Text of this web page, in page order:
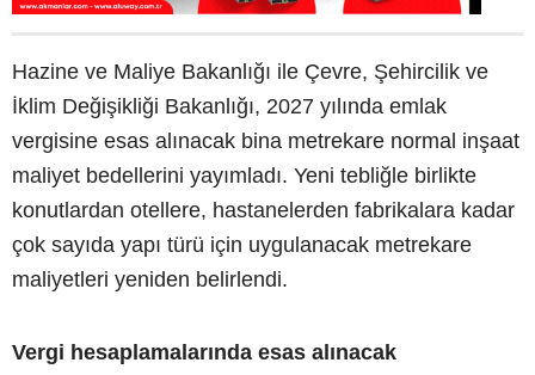
Hazine ve Maliye Bakanlığı ile Çevre, Şehircilik ve
İklim Değişikliği Bakanlığı, 2027 yılında emlak
vergisine esas alınacak bina metrekare normal inşaat
maliyet bedellerini yayımladı. Yeni tebliğle birlikte
konutlardan otellere, hastanelerden fabrikalara kadar
çok sayıda yapı türü için uygulanacak metrekare
maliyetleri yeniden belirlendi.
Vergi hesaplamalarında esas alınacak